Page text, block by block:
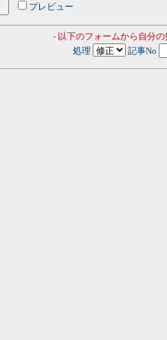
プレビュー
- 以下のフォームから自分
処理
記事No